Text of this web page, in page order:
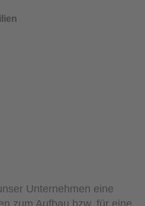
Unternehmen eine
zum Aufbau bzw. für eine